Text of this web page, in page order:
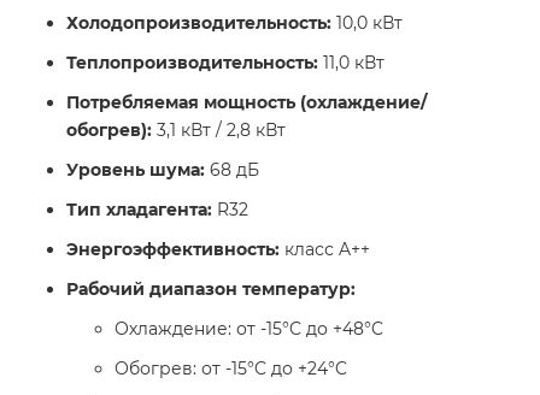
Холодопроизводительность: 10,0 кВт​
Теплопроизводительность: 11,0 кВт​
Потребляемая мощность (охлаждение/
обогрев): 3,1 кВт / 2,8 кВт​
Уровень шума: 68 дБ​
Тип хладагента: R32​
Энергоэффективность: класс A++​
Рабочий диапазон температур:
Охлаждение: от -15°C до +48°C​
Обогрев: от -15°C до +24°C​